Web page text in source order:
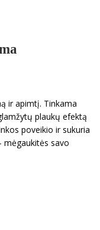
ir apimtį. Tinkama
plaukų efektą
poveikio ir sukuria
mėgaukitės savo